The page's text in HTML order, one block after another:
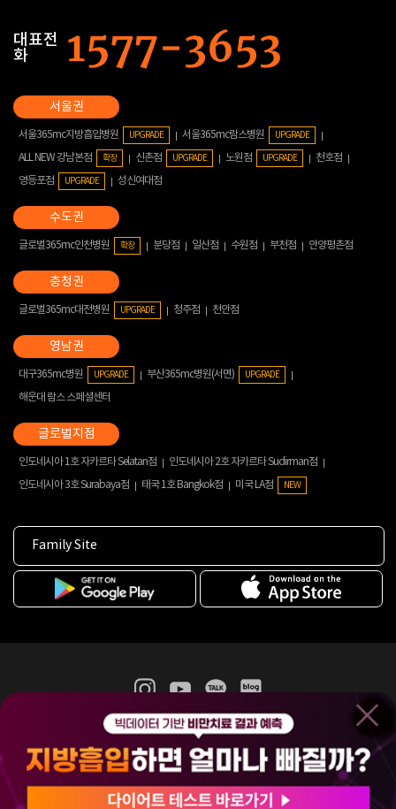
대표전
화
서울365mc지방흡입병원 UPGRADE 서울365mc람스병원 UPGRADE
ALL NEW 강남본점 확장 신촌점 UPGRADE 노원점 UPGRADE
천호점
영등포점
UPGRADE 성신여대점
글로벌365mc인천병원 확장 분당점 일산점 수원점 부천점 안양평촌점
글로벌365mc대전병원 UPGRADE 청주점 천안점
대구365mc병원 UPGRADE 부산365mc병원(서면) UPGRADE
해운대 람스 스페셜센터
인도네시아 1호 자카르타 Selatan점
인도네시아 2호 자카르타 Sudirman점
인도네시아 3호 Surabaya점
태국 1호 Bangkok점 미국 LA점 NEW
Family Site
365mc 병·의원 이용약관
홈페이지 이용약관
비급여진료수가
(주)365mcㅣ서울특별시 서초구 서초대로52길 7, 3~4층(서초동, 제일빌딩)
120-87-04354ㅣ김남철